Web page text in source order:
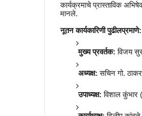
कार्यक्रमाचे प्रास्ताविक
मानले.
नूतन कार्यकारिणी पुढीलप्रमाणे:
मुख्य प्रवर्तक: विजय
अध्यक्ष: सचिन गो.
उपाध्यक्ष: विशाल कुंभार